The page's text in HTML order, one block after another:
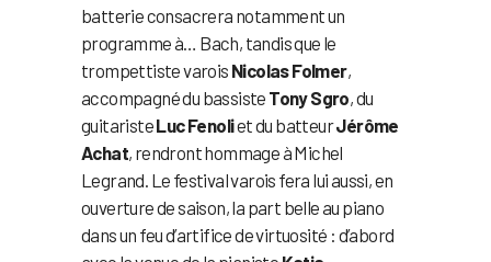
batterie consacrera notamment un
programme à… Bach, tandis que le
trompettiste varois Nicolas Folmer,
accompagné du bassiste Tony Sgro, du
guitaristeLuc Fenoliet du batteurJérôme
Achat, rendront hommage à Michel
Legrand. Le festival varois fera lui aussi, en
ouverture de saison, la part belle au piano
dans un feu d’artifice de virtuosité : d’abord